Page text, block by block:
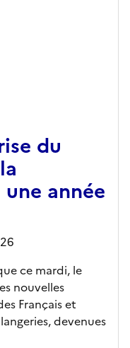
du
année
ce mardi, le
nouvelles
Français et
devenues